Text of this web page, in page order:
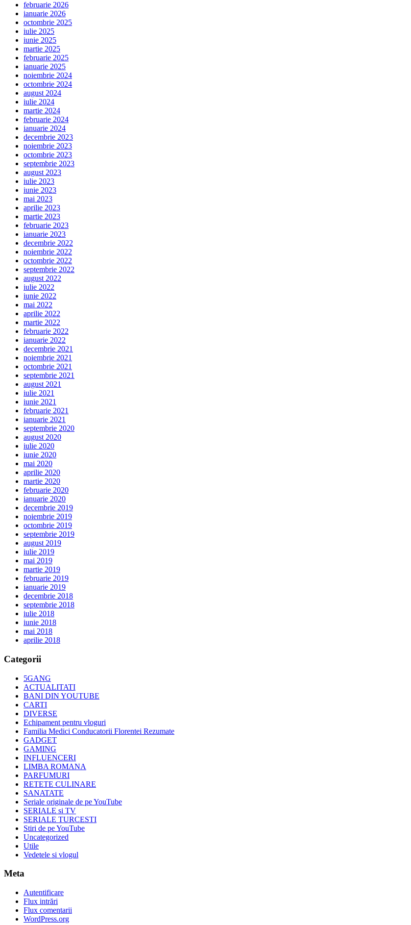
februarie 2026
ianuarie 2026
octombrie 2025
iulie 2025
iunie 2025
martie 2025
februarie 2025
ianuarie 2025
noiembrie 2024
octombrie 2024
august 2024
iulie 2024
martie 2024
februarie 2024
ianuarie 2024
decembrie 2023
noiembrie 2023
octombrie 2023
septembrie 2023
august 2023
iulie 2023
iunie 2023
mai 2023
aprilie 2023
martie 2023
februarie 2023
ianuarie 2023
decembrie 2022
noiembrie 2022
octombrie 2022
septembrie 2022
august 2022
iulie 2022
iunie 2022
mai 2022
aprilie 2022
martie 2022
februarie 2022
ianuarie 2022
decembrie 2021
noiembrie 2021
octombrie 2021
septembrie 2021
august 2021
iulie 2021
iunie 2021
februarie 2021
ianuarie 2021
septembrie 2020
august 2020
iulie 2020
iunie 2020
mai 2020
aprilie 2020
martie 2020
februarie 2020
ianuarie 2020
decembrie 2019
noiembrie 2019
octombrie 2019
septembrie 2019
august 2019
iulie 2019
mai 2019
martie 2019
februarie 2019
ianuarie 2019
decembrie 2018
septembrie 2018
iulie 2018
iunie 2018
mai 2018
aprilie 2018
Categorii
5GANG
ACTUALITATI
BANI DIN YOUTUBE
CARTI
DIVERSE
Echipament pentru vloguri
Familia Medici Conducatorii Florentei Rezumate
GADGET
GAMING
INFLUENCERI
LIMBA ROMANA
PARFUMURI
RETETE CULINARE
SANATATE
Seriale originale de pe YouTube
SERIALE si TV
SERIALE TURCESTI
Stiri de pe YouTube
Uncategorized
Utile
Vedetele si vlogul
Meta
Autentificare
Flux intrări
Flux comentarii
WordPress.org